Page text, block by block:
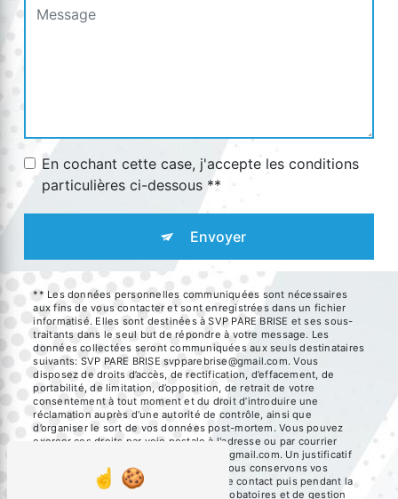
En cochant cette case, j'accepte les conditions
particulières ci-dessous **
Envoyer
** Les données personnelles communiquées sont nécessaires
aux fins de vous contacter et sont enregistrées dans un fichier
informatisé. Elles sont destinées à SVP PARE BRISE et ses sous-
traitants dans le seul but de répondre à votre message. Les
données collectées seront communiquées aux seuls destinataires
suivants: SVP PARE BRISE svpparebrise@gmail.com. Vous
disposez de droits d’accès, de rectification, d’effacement, de
portabilité, de limitation, d’opposition, de retrait de votre
consentement à tout moment et du droit d’introduire une
réclamation auprès d’une autorité de contrôle, ainsi que
d’organiser le sort de vos données post-mortem. Vous pouvez
exercer ces droits par voie postale à l'adresse ou par courrier
électronique à l'adresse svpparebrise@gmail.com. Un justificatif
d'identité pourra vous être demandé. Nous conservons vos
données pendant la période de prise de contact puis pendant la
durée de prescription légale aux fins probatoires et de gestion